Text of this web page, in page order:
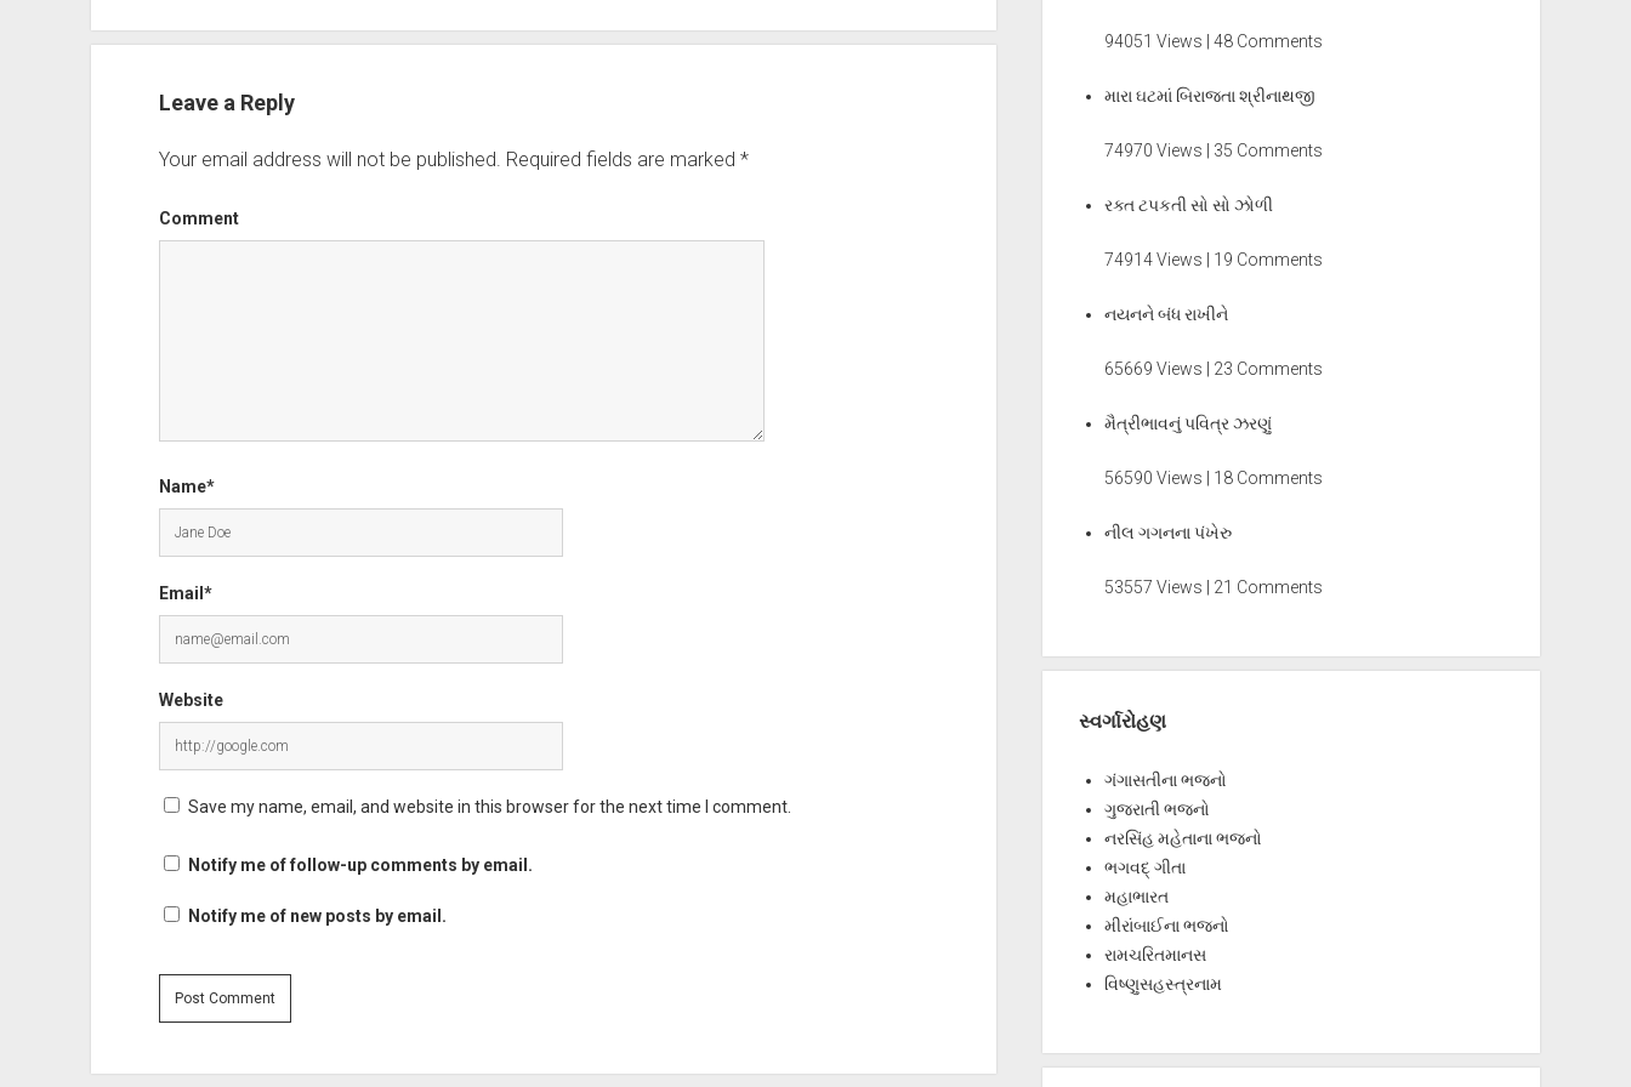
Leave a Reply
Your email address will not be published. Required fields are marked *
Comment
Name*
Email*
Website
Save my name, email, and website in this browser for the next time I comment.
Notify me of follow-up comments by email.
Notify me of new posts by email.
94051 Views | 48 Comments
મારા ઘટમાં બિરાજતા શ્રીનાથજી
74970 Views | 35 Comments
રક્ત ટપકતી સો સો ઝોળી
74914 Views | 19 Comments
નયનને બંધ રાખીને
65669 Views | 23 Comments
મૈત્રીભાવનું પવિત્ર ઝરણું
56590 Views | 18 Comments
નીલ ગગનના પંખેરુ
53557 Views | 21 Comments
સ્વર્ગારોહણ
ગંગાસતીના ભજનો
ગુજરાતી ભજનો
નરસિંહ મહેતાના ભજનો
ભગવદ્ ગીતા
મહાભારત
મીરાંબાઈના ભજનો
રામચરિતમાનસ
વિષ્ણુસહસ્ત્રનામ